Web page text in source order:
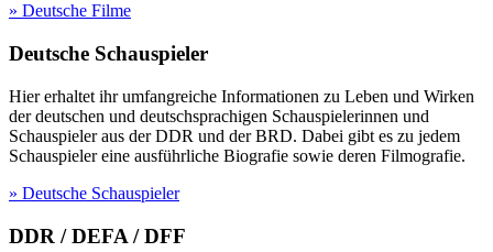
» Deutsche Filme
Deutsche Schauspieler
Hier erhaltet ihr umfangreiche Informationen zu Leben und Wirken
der deutschen und deutschsprachigen Schauspielerinnen und
Schauspieler aus der DDR und der BRD. Dabei gibt es zu jedem
Schauspieler eine ausführliche Biografie sowie deren Filmografie.
» Deutsche Schauspieler
DDR / DEFA / DFF